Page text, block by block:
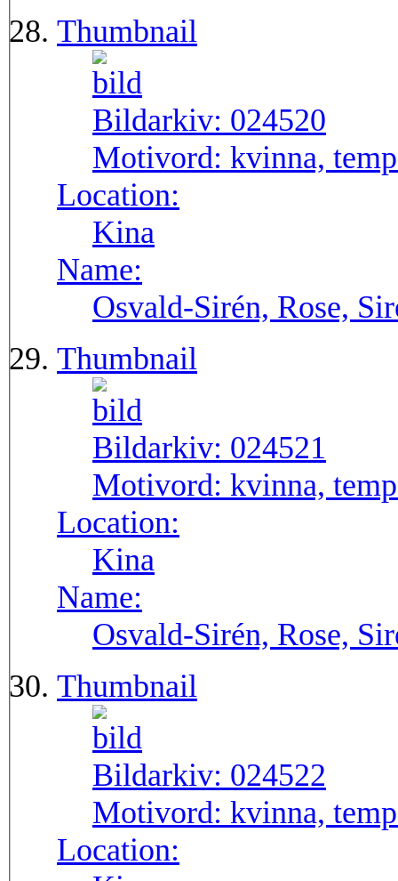
Thumbnail
Bildarkiv: 024520
Motivord: kvinna,
Location:
Kina
Name:
Osvald-Sirén, Rose,
Thumbnail
Bildarkiv: 024521
Motivord: kvinna,
Location:
Kina
Name:
Osvald-Sirén, Rose,
Thumbnail
Bildarkiv: 024522
Motivord: kvinna,
Location: